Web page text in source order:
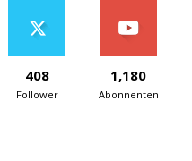
408
Follower
1,180
Abonnenten